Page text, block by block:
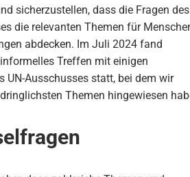
sicherzustellen, dass die Fragen des
die relevanten Themen für
abdecken. Im Juli 2024 fand
Treffen mit einigen
UN-Ausschusses statt, bei dem wir
Themen hingewiesen